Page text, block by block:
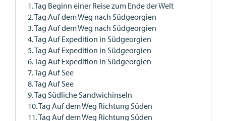
1. Tag Beginn einer Reise zum Ende der Welt
2. Tag Auf dem Weg nach Südgeorgien
3. Tag Auf dem Weg nach Südgeorgien
4. Tag Auf Expedition in Südgeorgien
5. Tag Auf Expedition in Südgeorgien
6. Tag Auf Expedition in Südgeorgien
7. Tag Auf See
8. Tag Auf See
9. Tag Südliche Sandwichinseln
10. Tag Auf dem Weg Richtung Süden
11. Tag Auf dem Weg Richtung Süden